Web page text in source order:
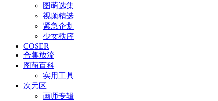
图萌选集
视频精选
紧急企划
少女秩序
COSER
合集放流
图萌百科
实用工具
次元区
画师专辑